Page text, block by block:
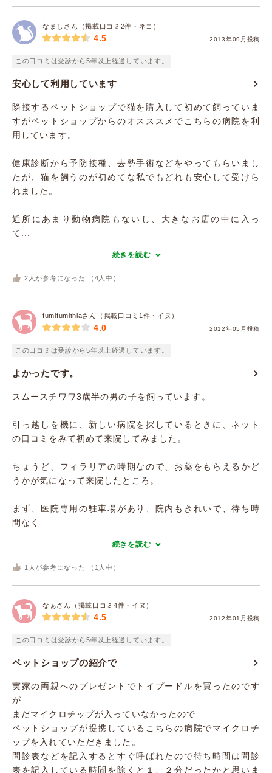
なましさん（掲載口コミ2件・ネコ）
2013年09月投稿
4.5
この口コミは受診から5年以上経過しています。
安心して利用しています
隣接するペットショップで猫を購入して初めて飼っていま
すがペットショップからのオスススメでこちらの病院を利
用しています。
健康診断から予防接種、去勢手術などをやってもらいまし
たが、猫を飼うのが初めてな私でもどれも安心して受けら
れました。
近所にあまり動物病院もないし、大きなお店の中に入っ
て...
続きを読む
2 人が参考になった （ 4 人中）
fumifumithiaさん（掲載口コミ1件・イヌ）
2012年05月投稿
4.0
この口コミは受診から5年以上経過しています。
よかったです。
スムースチワワ3歳半の男の子を飼っています。
引っ越しを機に、新しい病院を探しているときに、ネット
の口コミをみて初めて来院してみました。
ちょうど、フィラリアの時期なので、お薬をもらえるかど
うかが気になって来院したところ。
まず、医院専用の駐車場があり、院内もきれいで、待ち時
間なく...
続きを読む
1 人が参考になった （ 1 人中）
なぁさん（掲載口コミ4件・イヌ）
2012年01月投稿
4.5
この口コミは受診から5年以上経過しています。
ペットショップの紹介で
実家の両親へのプレゼントでトイプードルを買ったのです
が
まだマイクロチップが入っていなかったので
ペットショップが提携しているこちらの病院でマイクロチ
ップを入れていただきました。
問診表などを記入するとすぐ呼ばれたので待ち時間は問診
表を記入している時間を除くと１、２分だったかと思いま